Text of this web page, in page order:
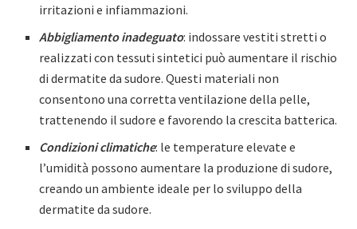
irritazioni e infiammazioni.
Abbigliamento inadeguato: indossare vestiti stretti o
realizzati con tessuti sintetici può aumentare il rischio
di dermatite da sudore. Questi materiali non
consentono una corretta ventilazione della pelle,
trattenendo il sudore e favorendo la crescita batterica.
Condizioni climatiche: le temperature elevate e
l’umidità possono aumentare la produzione di sudore,
creando un ambiente ideale per lo sviluppo della
dermatite da sudore.